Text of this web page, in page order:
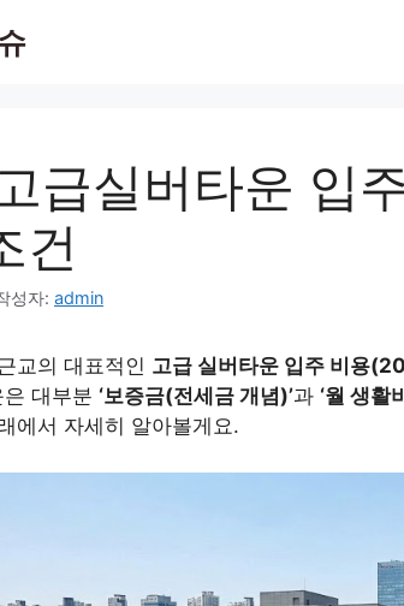
급실버타운 입
건
성자: admin
교의 대표적인 고급 실버타운 입주 비용
대부분 ‘보증금(전세금 개념)’과 ‘월 생활
에서 자세히 알아볼게요.